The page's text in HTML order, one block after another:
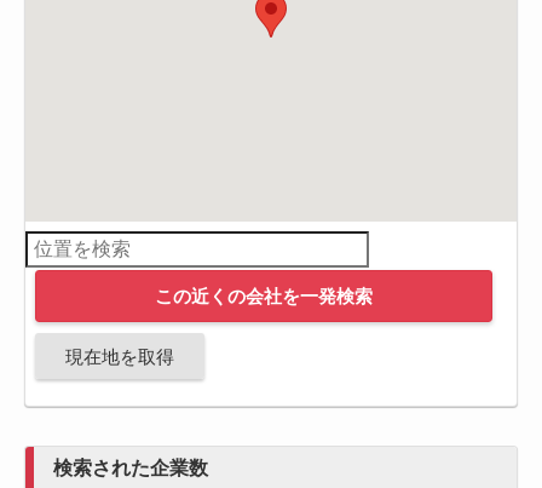
この近くの会社を一発検索
現在地を取得
検索された企業数